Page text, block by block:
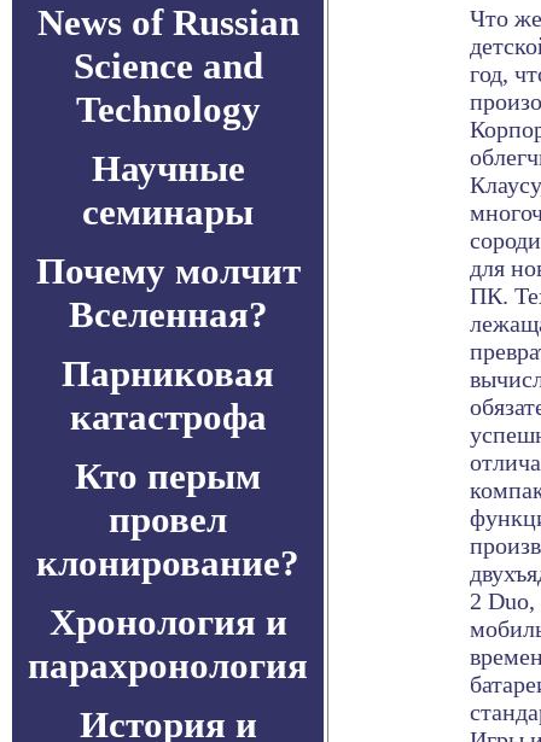
News of Russian
Science and
Technology
Научные
семинары
Почему молчит
Вселенная?
Парниковая
катастрофа
Кто перым
провел
клонирование?
Хронология и
парахронология
История и
Что
год,
для
ПК.
2